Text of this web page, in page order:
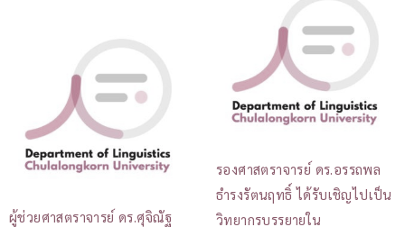
ผู้ช่วยศาสตราจารย์ ดร.ศุจิณัฐ
รองศาสตราจารย์ ดร.อรรถพล
ธำรงรัตนฤทธิ์ ได้รับเชิญไปเป็น
วิทยากรบรรยายใน